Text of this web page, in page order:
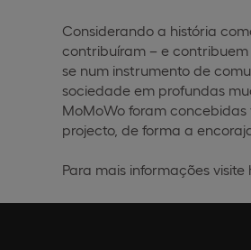
Considerando a história
contribuíram – e
se num instrumento de
sociedade em profundas
MoMoWo foram
projecto, de forma a
Para mais informações